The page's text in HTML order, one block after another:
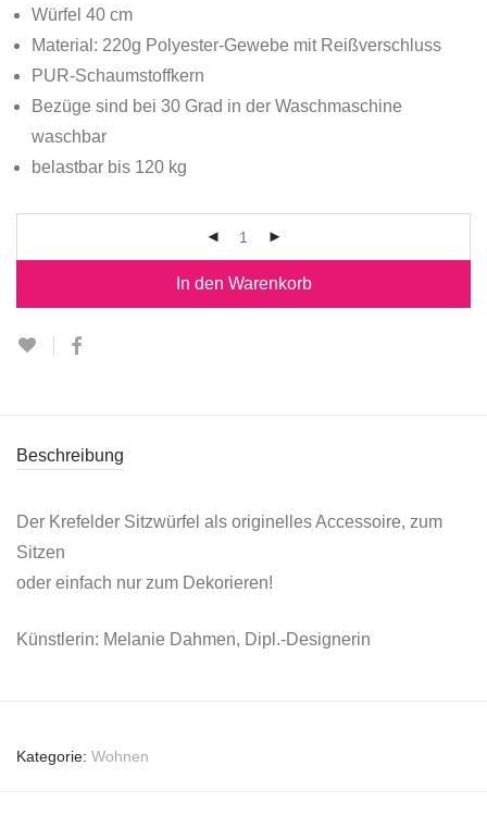
Würfel 40 cm
Material: 220g Polyester-Gewebe mit Reißverschluss
PUR-Schaumstoffkern
Bezüge sind bei 30 Grad in der Waschmaschine
waschbar
belastbar bis 120 kg
In den Warenkorb
Beschreibung
Der Krefelder Sitzwürfel als originelles Accessoire, zum
Sitzen
oder einfach nur zum Dekorieren!
Künstlerin: Melanie Dahmen, Dipl.-Designerin
Kategorie: Wohnen